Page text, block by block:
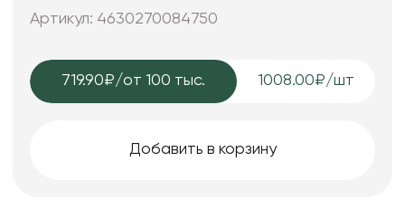
25*7; 25*7; 15*6 см.
Артикул: 4630270084750
719.90₽/от 100 тыс. 1008.00₽/шт
Добавить в корзину